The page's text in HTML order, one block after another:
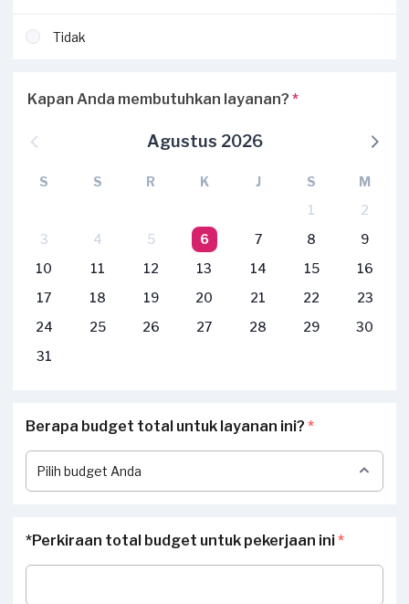
Tidak
Kapan Anda membutuhkan layanan? *
Agustus 2026
S S R K J S
M
1
2
3
4 5 6 7 8
9
10
11 12 13 14 15
16
17
18 19 20 21 22
23
24
25 26 27 28 29
30
31
Berapa budget total untuk layanan ini? *
*Perkiraan total budget untuk pekerjaan ini*